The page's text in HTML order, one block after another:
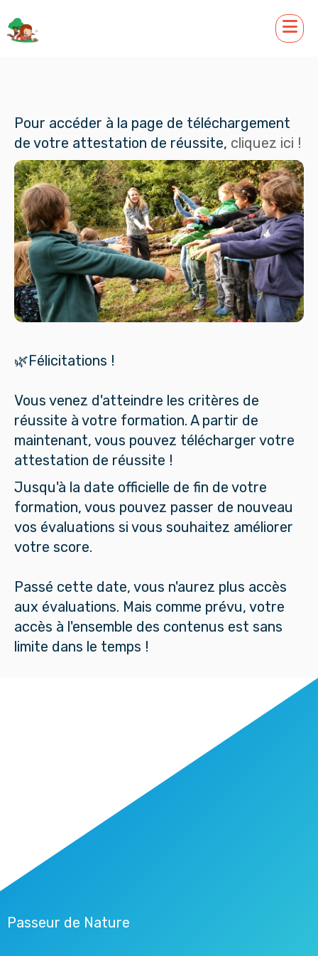
Pour accéder à la page de téléchargement
de votre attestation de réussite, cliquez ici !
🌿Félicitations !
Vous venez d'atteindre les critères de
réussite à votre formation. A partir de
maintenant, vous pouvez télécharger votre
attestation de réussite !
Jusqu'à la date officielle de fin de votre
formation, vous pouvez passer de nouveau
vos évaluations si vous souhaitez améliorer
votre score.
Passé cette date, vous n'aurez plus accès
aux évaluations. Mais comme prévu, votre
accès à l'ensemble des contenus est sans
limite dans le temps !
Passeur de Nature